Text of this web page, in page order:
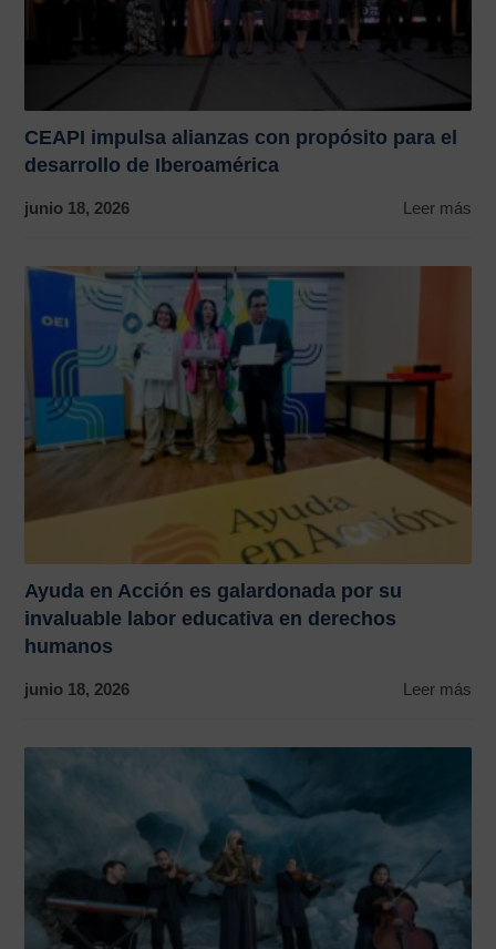
CEAPI impulsa alianzas con propósito para el
desarrollo de Iberoamérica
junio 18, 2026 Leer más
Ayuda en Acción es galardonada por su
invaluable labor educativa en derechos
humanos
junio 18, 2026 Leer más